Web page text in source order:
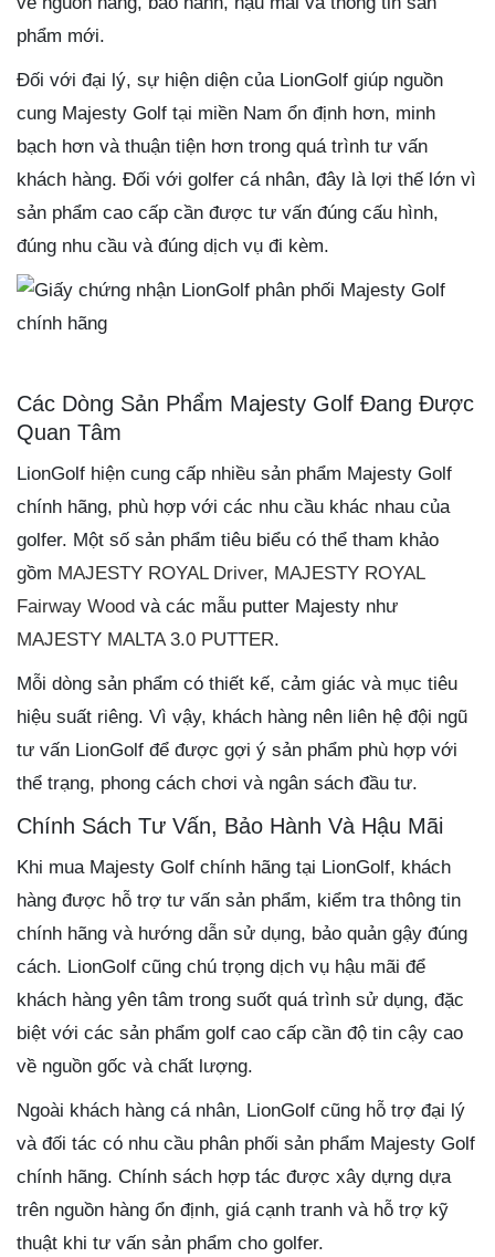
phẩm mới.
Đối với đại lý, sự hiện diện của LionGolf giúp nguồn
cung Majesty Golf tại miền Nam ổn định hơn, minh
bạch hơn và thuận tiện hơn trong quá trình tư vấn
khách hàng. Đối với golfer cá nhân, đây là lợi thế lớn vì
sản phẩm cao cấp cần được tư vấn đúng cấu hình,
đúng nhu cầu và đúng dịch vụ đi kèm.
Các Dòng Sản Phẩm Majesty Golf Đang Được
Quan Tâm
LionGolf hiện cung cấp nhiều sản phẩm Majesty Golf
chính hãng, phù hợp với các nhu cầu khác nhau của
golfer. Một số sản phẩm tiêu biểu có thể tham khảo
gồm MAJESTY ROYAL Driver, MAJESTY ROYAL
Fairway Wood và các mẫu putter Majesty như
MAJESTY MALTA 3.0 PUTTER.
Mỗi dòng sản phẩm có thiết kế, cảm giác và mục tiêu
hiệu suất riêng. Vì vậy, khách hàng nên liên hệ đội ngũ
tư vấn LionGolf để được gợi ý sản phẩm phù hợp với
thể trạng, phong cách chơi và ngân sách đầu tư.
Chính Sách Tư Vấn, Bảo Hành Và Hậu Mãi
Khi mua Majesty Golf chính hãng tại LionGolf, khách
hàng được hỗ trợ tư vấn sản phẩm, kiểm tra thông tin
chính hãng và hướng dẫn sử dụng, bảo quản gậy đúng
cách. LionGolf cũng chú trọng dịch vụ hậu mãi để
khách hàng yên tâm trong suốt quá trình sử dụng, đặc
biệt với các sản phẩm golf cao cấp cần độ tin cậy cao
về nguồn gốc và chất lượng.
Ngoài khách hàng cá nhân, LionGolf cũng hỗ trợ đại lý
và đối tác có nhu cầu phân phối sản phẩm Majesty Golf
chính hãng. Chính sách hợp tác được xây dựng dựa
trên nguồn hàng ổn định, giá cạnh tranh và hỗ trợ kỹ
thuật khi tư vấn sản phẩm cho golfer.